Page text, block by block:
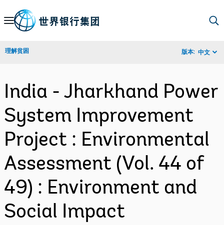
Skip
Navigation
理解贫困 版本: 中文
India - Jharkhand Power
System Improvement
Project : Environmental
Assessment (Vol. 44 of
49) : Environment and
Social Impact